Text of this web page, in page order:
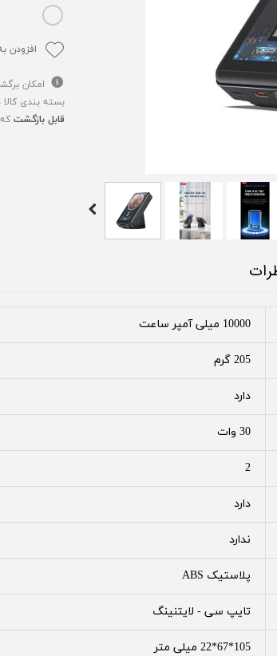
افزودن
امکان
بسته بندی
قابل بازگشت
10000 میلی آمپر ساعت
205 گرم
دارد
30 وات
2
دارد
ندارد
پلاستیک ABS
تایپ سی - لایتنینگ
105*67*22 میلی متر